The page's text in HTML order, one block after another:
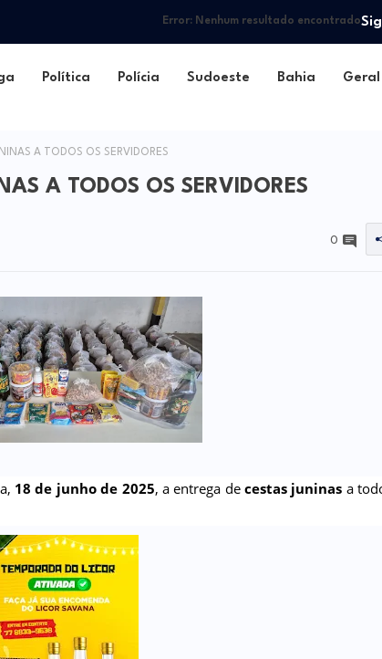
Error:Nenhum resultado encontrado
Política Polícia Sudoeste Bahia Geral
A TODOS OS SERVIDORES
A TODOS OS SERVIDORES
0
18 de junho de 2025, a entrega decestas juninas a